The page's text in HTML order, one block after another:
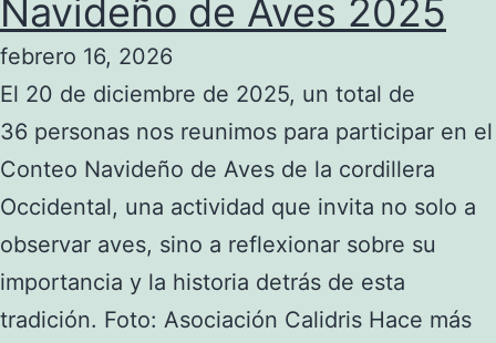
Navideño de Aves 2025
febrero 16, 2026
El 20 de diciembre de 2025, un total de
36 personas nos reunimos para participar en el
Conteo Navideño de Aves de la cordillera
Occidental, una actividad que invita no solo a
observar aves, sino a reflexionar sobre su
importancia y la historia detrás de esta
tradición. Foto: Asociación Calidris Hace más